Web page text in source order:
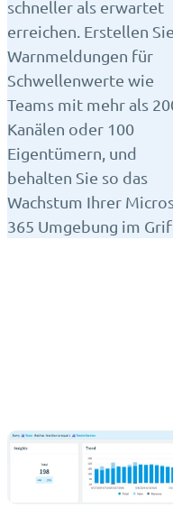
schneller als erwartet
erreichen. Erstellen Sie
Warnmeldungen für
Schwellenwerte wie
Teams mit mehr als
Kanälen oder 100
Eigentümern, und
behalten Sie so das
Wachstum Ihrer
365 Umgebung im